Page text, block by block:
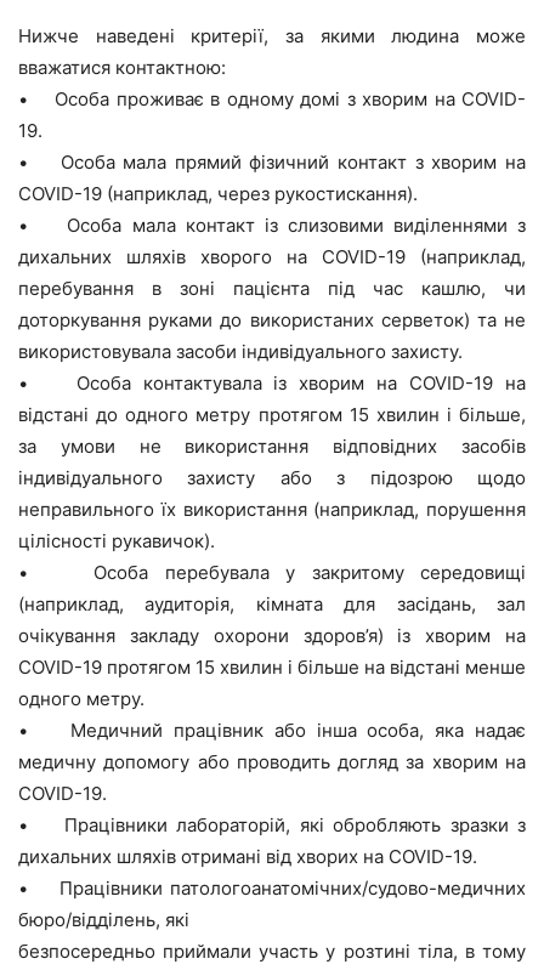
Нижче наведені критерії, за якими людина може
вважатися контактною:
• Особа проживає в одному домі з хворим на COVID-
19.
• Особа мала прямий фізичний контакт з хворим на
COVID-19 (наприклад, через рукостискання).
• Особа мала контакт із слизовими виділеннями з
дихальних шляхів хворого на COVID-19 (наприклад,
перебування в зоні пацієнта під час кашлю, чи
доторкування руками до використаних серветок) та не
використовувала засоби індивідуального захисту.
• Особа контактувала із хворим на COVID-19 на
відстані до одного метру протягом 15 хвилин і більше,
за умови не використання відповідних засобів
індивідуального захисту або з підозрою щодо
неправильного їх використання (наприклад, порушення
цілісності рукавичок).
• Особа перебувала у закритому середовищі
(наприклад, аудиторія, кімната для засідань, зал
очікування закладу охорони здоров’я) із хворим на
COVID-19 протягом 15 хвилин і більше на відстані менше
одного метру.
• Медичний працівник або інша особа, яка надає
медичну допомогу або проводить догляд за хворим на
COVID-19.
• Працівники лабораторій, які обробляють зразки з
дихальних шляхів отримані від хворих на COVID-19.
• Працівники патологоанатомічних/судово-медичних
бюро/відділень, які
безпосередньо приймали участь у розтині тіла, в тому